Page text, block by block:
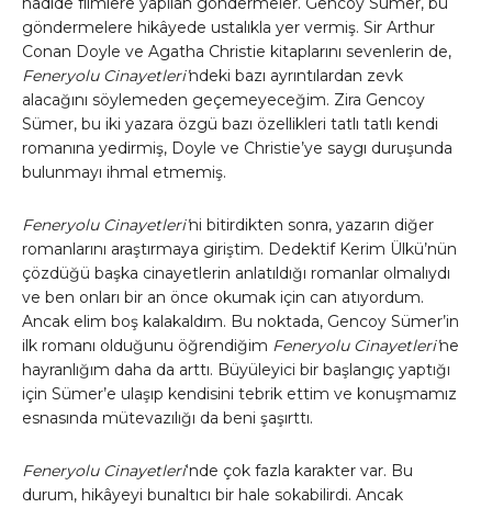
göndermelere hikâyede ustalıkla yer vermiş. Sir Arthur
Conan Doyle ve Agatha Christie kitaplarını sevenlerin de,
Feneryolu Cinayetleri’ndeki bazı ayrıntılardan zevk
alacağını söylemeden geçemeyeceğim. Zira Gencoy
Sümer, bu iki yazara özgü bazı özellikleri tatlı tatlı kendi
romanına yedirmiş, Doyle ve Christie’ye saygı duruşunda
bulunmayı ihmal etmemiş.
Feneryolu Cinayetleri’ni bitirdikten sonra, yazarın diğer
romanlarını araştırmaya giriştim. Dedektif Kerim Ülkü’nün
çözdüğü başka cinayetlerin anlatıldığı romanlar olmalıydı
ve ben onları bir an önce okumak için can atıyordum.
Ancak elim boş kalakaldım. Bu noktada, Gencoy Sümer’in
ilk romanı olduğunu öğrendiğim Feneryolu Cinayetleri’ne
hayranlığım daha da arttı. Büyüleyici bir başlangıç yaptığı
için Sümer’e ulaşıp kendisini tebrik ettim ve konuşmamız
esnasında mütevazılığı da beni şaşırttı.
Feneryolu Cinayetleri‘nde çok fazla karakter var. Bu
durum, hikâyeyi bunaltıcı bir hale sokabilirdi. Ancak